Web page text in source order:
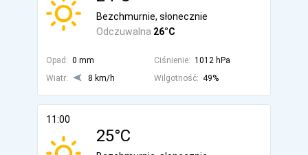
Odczuwalna 26°C
Bezchmurnie, słonecznie
Opad: 0 mm Ciśnienie: 1012 hPa
Wiatr:
8 km/h Wilgotność: 49%
11:00
25°C